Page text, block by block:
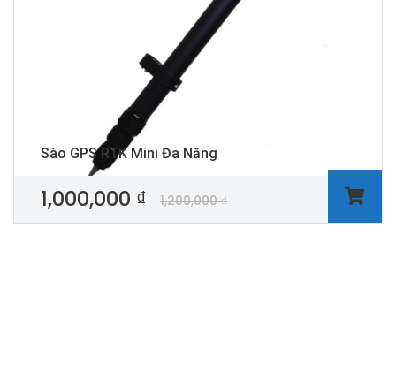
Sào GPS RTK Mini Đa Năng
1,200,000₫
1,000,000 ₫